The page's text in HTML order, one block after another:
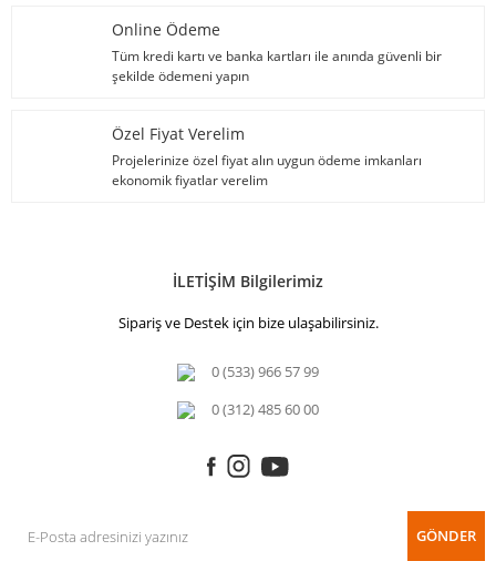
Online Ödeme
Tüm kredi kartı ve banka kartları ile anında güvenli bir
şekilde ödemeni yapın
Özel Fiyat Verelim
Projelerinize özel fiyat alın uygun ödeme imkanları
ekonomik fiyatlar verelim
İLETİŞİM Bilgilerimiz
Sipariş ve Destek için bize ulaşabilirsiniz.
0 (533) 966 57 99
0 (312) 485 60 00
GÖNDER